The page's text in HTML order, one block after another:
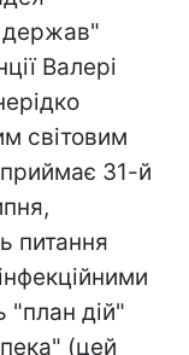
держав"
Валері
світовим
31-й
питання
"план дій"
(цей